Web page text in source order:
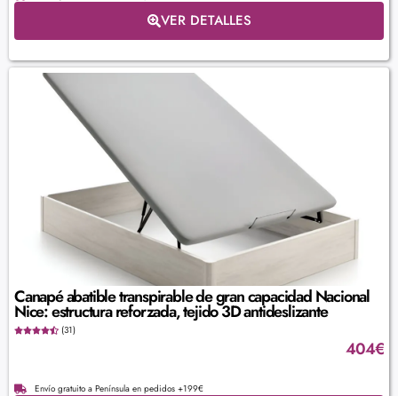
VER DETALLES
Canapé abatible transpirable de gran capacidad Nacional
Nice: estructura reforzada, tejido 3D antideslizante
(31)
404€
Envío gratuito a Península en pedidos +199€